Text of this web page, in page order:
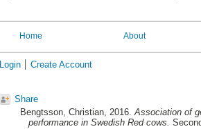
Home About
Login Create Account
Share
Bengtsson, Christian, 2016.Association of
performance in Swedish Red cows.